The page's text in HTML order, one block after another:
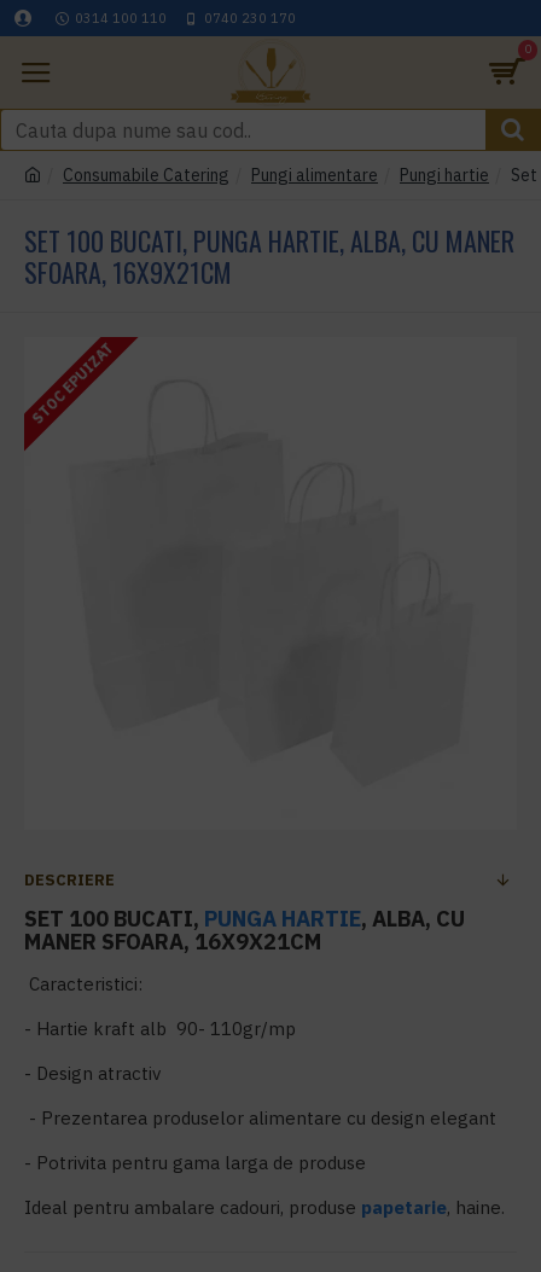
0314 100 110 0740 230 170
0
Consumabile Catering Pungi alimentare Pungi hartie Set
SET 100 BUCATI, PUNGA HARTIE, ALBA, CU MANER
SFOARA, 16X9X21CM
STOC EPUIZAT
DESCRIERE
SET 100 BUCATI, PUNGA HARTIE, ALBA, CU
MANER SFOARA, 16X9X21CM
Caracteristici:
- Hartie kraft alb 90- 110gr/mp
- Design atractiv
- Prezentarea produselor alimentare cu design elegant
- Potrivita pentru gama larga de produse
Ideal pentru ambalare cadouri, produse papetarie, haine.